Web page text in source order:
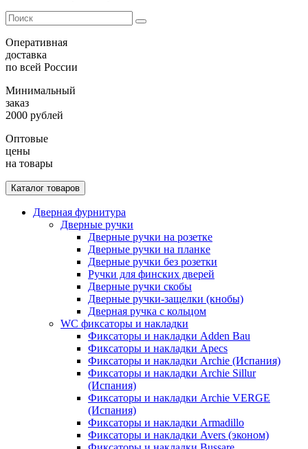
Оперативная
доставка
по всей России
Минимальный
заказ
2000 рублей
Оптовые
цены
на товары
Каталог товаров
Дверная фурнитура
Дверные ручки
Дверные ручки на розетке
Дверные ручки на планке
Дверные ручки без розетки
Ручки для финских дверей
Дверные ручки скобы
Дверные ручки-защелки (кнобы)
Дверная ручка с кольцом
WC фиксаторы и накладки
Фиксаторы и накладки Adden Bau
Фиксаторы и накладки Apecs
Фиксаторы и накладки Archie (Испания)
Фиксаторы и накладки Archie Sillur
(Испания)
Фиксаторы и накладки Archie VERGE
(Испания)
Фиксаторы и накладки Armadillo
Фиксаторы и накладки Avers (эконом)